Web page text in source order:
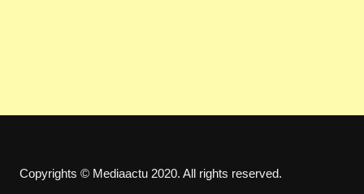
Copyrights © Mediaactu 2020. All rights reserved.